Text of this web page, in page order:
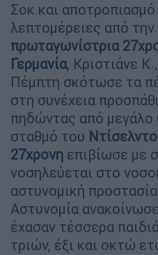
Σοκ και
λεπτομέρειες από την
πρωταγωνίστρια
Γερμανία, Κριστιάνε
Πέμπτη σκότωσε τα
στη συνέχεια
πηδώντας από μεγάλο
σταθμό του
27χρονη επιβίωσε με
νοσηλεύεται στο
αστυνομική
Αστυνομία
έχασαν τέσσερα
τριών, έξι και οκτώ